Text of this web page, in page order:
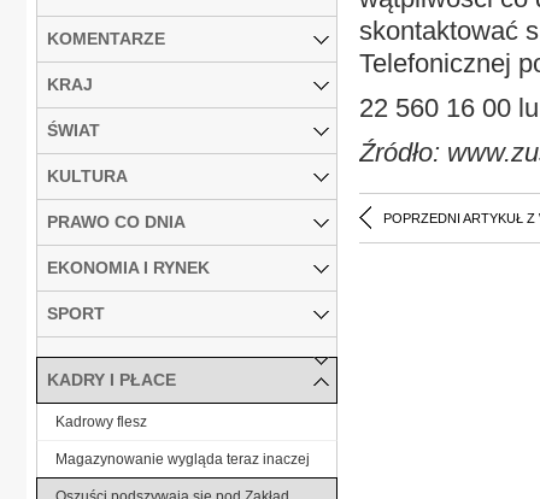
skontaktować
Telefonicznej
22 560 16 00
Źródło:
POPRZEDNI ARTYKUŁ Z
KOMENTARZE
KRAJ
ŚWIAT
KULTURA
PRAWO CO DNIA
EKONOMIA I RYNEK
SPORT
KADRY I PŁACE
Kadrowy flesz
Magazynowanie wygląda teraz inaczej